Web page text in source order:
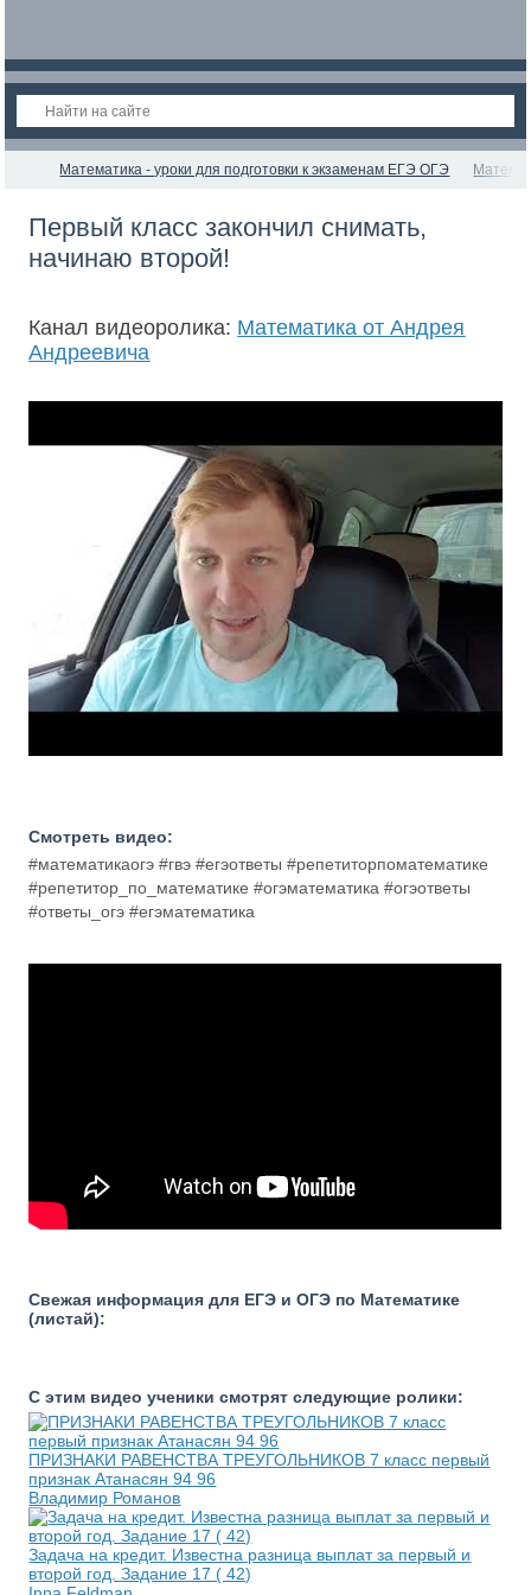
Математика - уроки для подготовки к экзаменам ЕГЭ ОГЭ
Первый класс закончил снимать,
начинаю второй!
Канал видеоролика: Математика от Андрея
Андреевича
Смотреть видео:
#математикаогэ #гвэ #егэответы #репетиторпоматематике
#репетитор_по_математике #огэматематика #огэответы
#ответы_огэ #егэматематика
Свежая информация для ЕГЭ и ОГЭ по Математике
(листай):
С этим видео ученики смотрят следующие ролики:
ПРИЗНАКИ РАВЕНСТВА ТРЕУГОЛЬНИКОВ 7 класс первый
признак Атанасян 94 96
Владимир Романов
Задача на кредит. Известна разница выплат за первый и
второй год. Задание 17 ( 42)